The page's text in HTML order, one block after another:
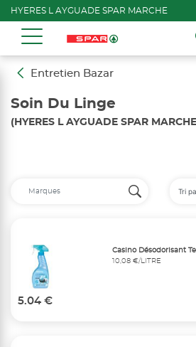
HYERES L AYGUADE SPAR MARCHE
Entretien Bazar
Soin Du Linge
(HYERES L AYGUADE SPAR
Casino Désodorisant
10,08 €/LITRE
5.04 €